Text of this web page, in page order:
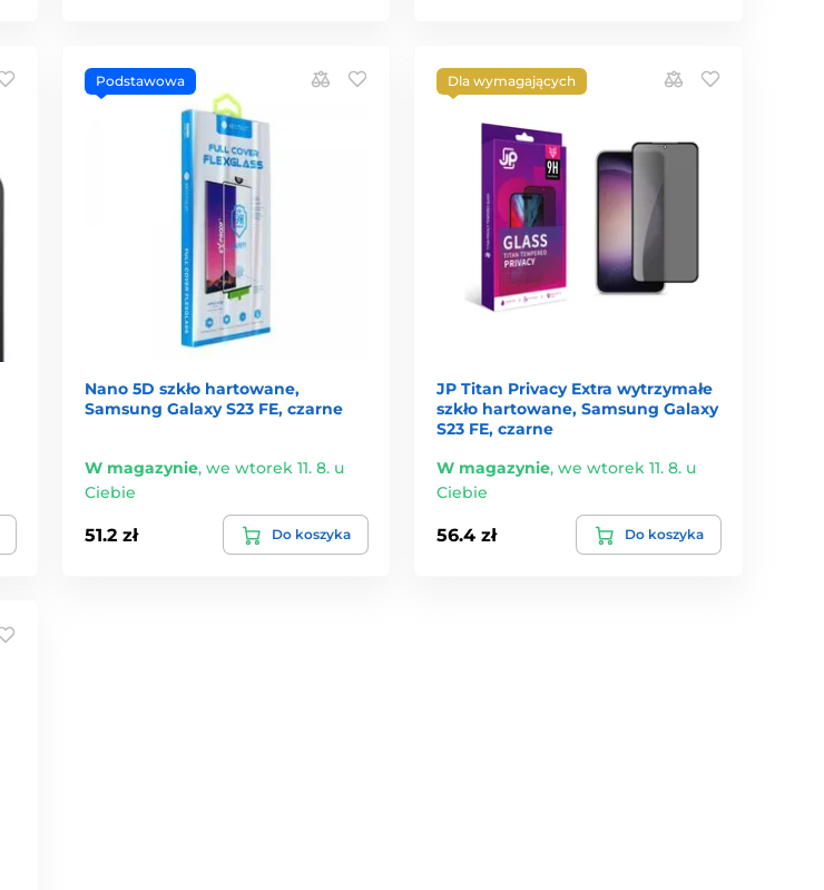
Podstawowa
Nano 5D szkło hartowane,
Samsung Galaxy S23 FE, czarne
W magazynie, we wtorek 11. 8. u
Ciebie
51.2 zł Do koszyka
Dla wymagających
JP Titan Privacy Extra wytrzymałe
szkło hartowane, Samsung Galaxy
S23 FE, czarne
W magazynie,we wtorek 11. 8. u
Ciebie
56.4 zł Do koszyka